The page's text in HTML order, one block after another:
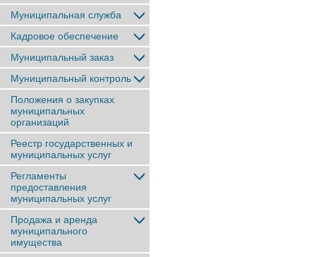
Муниципальная служба
Кадровое обеспечение
Муниципальный заказ
Муниципальный контроль
Положения о закупках
муниципальных
организаций
Реестр государственных и
муниципальных услуг
Регламенты
предоставления
муниципальных услуг
Продажа и аренда
муниципального
имущества